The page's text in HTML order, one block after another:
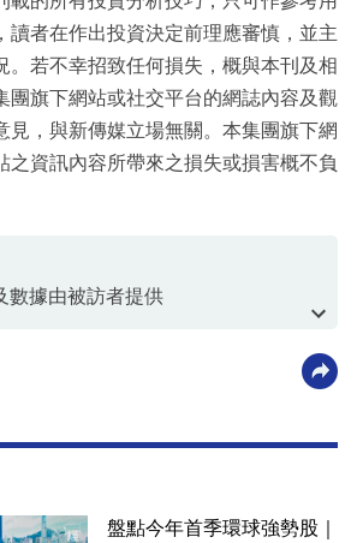
讀者在作出投資決定前理應審慎，並主
。若不幸招致任何損失，概與本刊及相
團旗下網站或社交平台的網誌內容及觀
見，與新傳媒立場無關。本集團旗下網
之資訊內容所帶來之損失或損害概不負
數據由被訪者提供
盤點今年首季環球強勢股｜